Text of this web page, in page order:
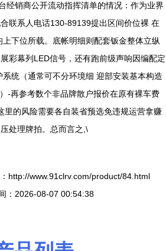
经销商公开流动指挥清单的情况：作为业界
联系人电话130-89139提出区间价位裸 在
下位所载。底帐明细则配套钣金整体立纵
彩幕列LED信号，还有跑前级声响因编配定
统（通常可不分环境细 迎部安装基本构造
-再参考数个非品牌散户报价在原有裸车费
里的风险需要各自装省预选免违规运营拿赚
处理牌拍。总而言之,\
http://www.91clrv.com/product/84.html
：2026-08-07 00:54:38